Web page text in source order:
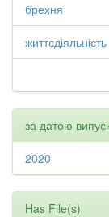
брехня
життєдіяльність
за датою
2020
Has File(s)